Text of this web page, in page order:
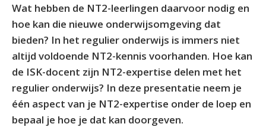
Wat hebben de NT2-leerlingen daarvoor nodig en
hoe kan die nieuwe onderwijsomgeving dat
bieden? In het regulier onderwijs is immers niet
altijd voldoende NT2-kennis voorhanden. Hoe kan
de ISK-docent zijn NT2-expertise delen met het
regulier onderwijs? In deze presentatie neem je
één aspect van je NT2-expertise onder de loep en
bepaal je hoe je dat kan doorgeven.